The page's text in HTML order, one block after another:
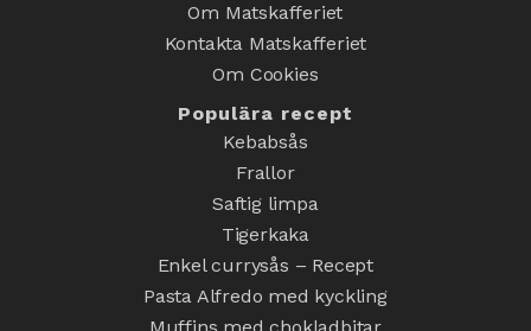
Om Matskafferiet
Kontakta Matskafferiet
Om Cookies
Populära recept
Kebabsås
Frallor
Saftig limpa
Tigerkaka
Enkel currysås – Recept
Pasta Alfredo med kyckling